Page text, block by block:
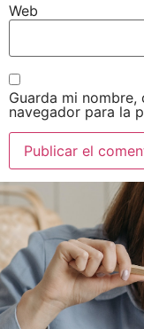
Web
Guarda mi
navegador para la